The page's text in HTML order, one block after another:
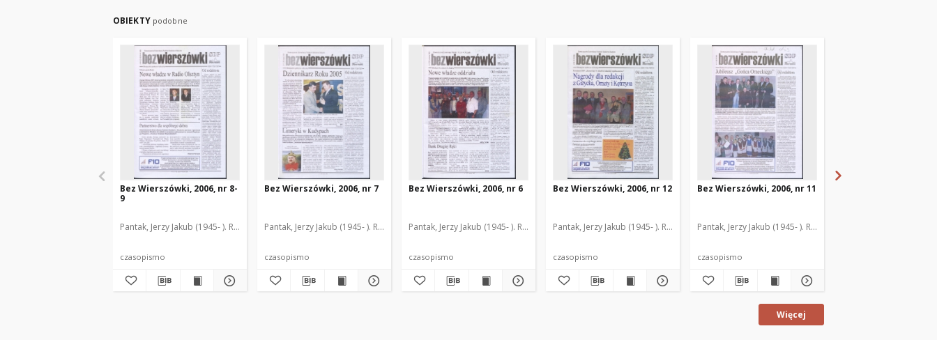
OBIEKTY podobne
Bez Wierszówki, 2006, nr 8-
9
Pantak, Jerzy Jakub (1945- ). Red.
czasopismo
Bez Wierszówki, 2006, nr 7
Pantak, Jerzy Jakub (1945- ). Red.
czasopismo
Bez Wierszówki, 2006, nr 6
Pantak, Jerzy Jakub (1945- ). Red.
czasopismo
Bez Wierszówki, 2006, nr 12
Pantak, Jerzy Jakub (1945- ). Red.
czasopismo
Bez Wierszówki, 2006, nr 11
Pantak, Jerzy Jakub (1945- ). Red.
czasopismo
Więcej